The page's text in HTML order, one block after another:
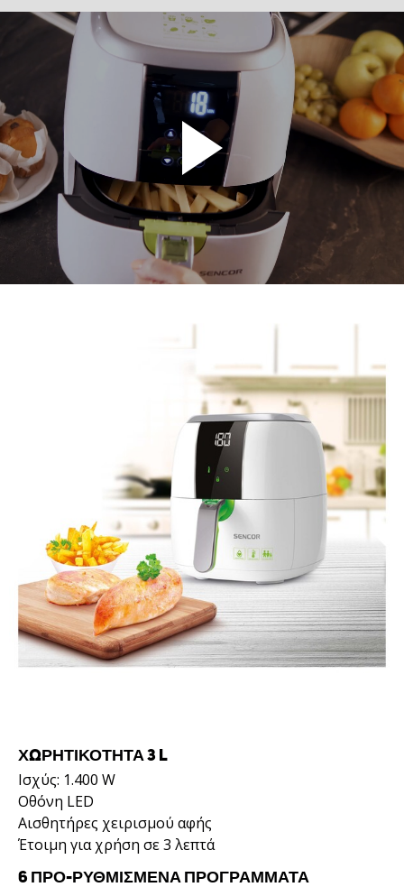
ΧΩΡΗΤΙΚΌΤΗΤΑ 3 L
Ισχύς: 1.400 W
Οθόνη LED
Αισθητήρες χειρισμού αφής
Έτοιμη για χρήση σε 3 λεπτά
6 ΠΡΟ-ΡΥΘΜΙΣΜΈΝΑ ΠΡΟΓΡΆΜΜΑΤΑ